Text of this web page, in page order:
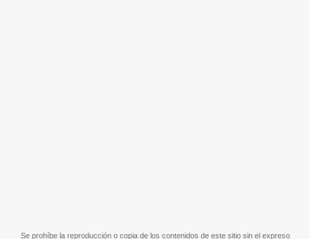
Se prohíbe la reproducción o copia de los contenidos de este sitio sin el expreso